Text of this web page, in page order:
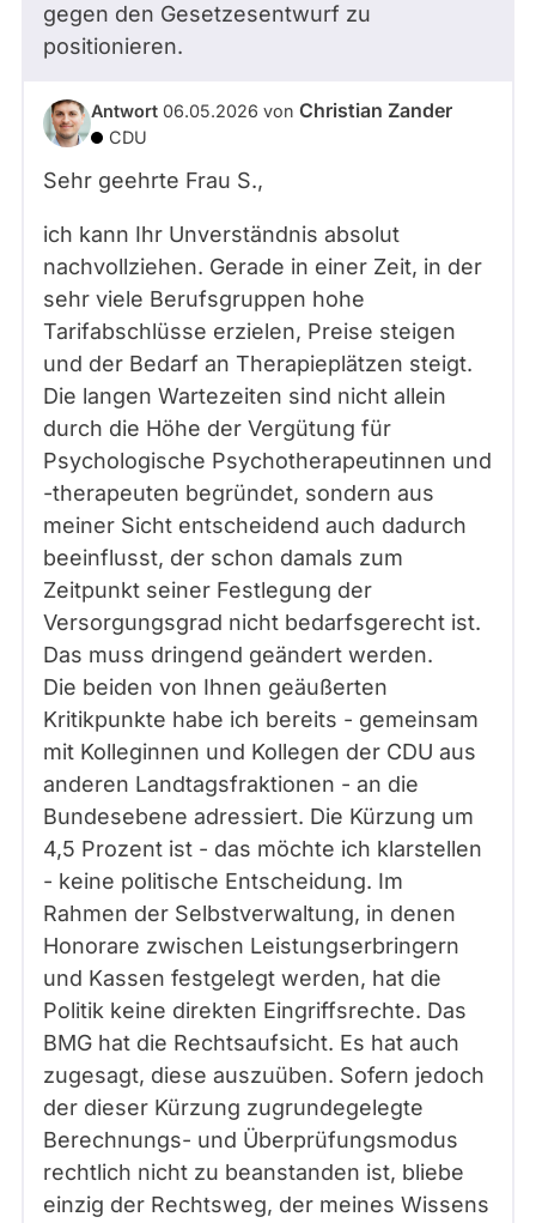
gegen den Gesetzesentwurf zu
positionieren.
Antwort 06.05.2026 von Christian Zander
CDU
Sehr geehrte Frau S.,
ich kann Ihr Unverständnis absolut
nachvollziehen. Gerade in einer Zeit, in der
sehr viele Berufsgruppen hohe
Tarifabschlüsse erzielen, Preise steigen
und der Bedarf an Therapieplätzen steigt.
Die langen Wartezeiten sind nicht allein
durch die Höhe der Vergütung für
Psychologische Psychotherapeutinnen und
-therapeuten begründet, sondern aus
meiner Sicht entscheidend auch dadurch
beeinflusst, der schon damals zum
Zeitpunkt seiner Festlegung der
Versorgungsgrad nicht bedarfsgerecht ist.
Das muss dringend geändert werden.
Die beiden von Ihnen geäußerten
Kritikpunkte habe ich bereits - gemeinsam
mit Kolleginnen und Kollegen der CDU aus
anderen Landtagsfraktionen - an die
Bundesebene adressiert. Die Kürzung um
4,5 Prozent ist - das möchte ich klarstellen
- keine politische Entscheidung. Im
Rahmen der Selbstverwaltung, in denen
Honorare zwischen Leistungserbringern
und Kassen festgelegt werden, hat die
Politik keine direkten Eingriffsrechte. Das
BMG hat die Rechtsaufsicht. Es hat auch
zugesagt, diese auszuüben. Sofern jedoch
der dieser Kürzung zugrundegelegte
Berechnungs- und Überprüfungsmodus
rechtlich nicht zu beanstanden ist, bliebe
einzig der Rechtsweg, der meines Wissens